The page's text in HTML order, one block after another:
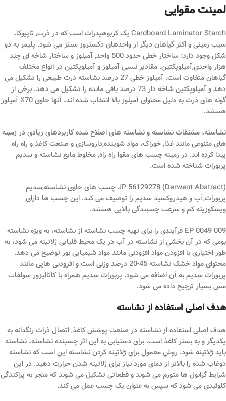
لمینت مقوایی
Cardboard Laminator Starch یک کربوهیدرات است که در ذرت, تاپیوکا،
سیب زمینی و اکثر گیاهان دیگر از واحدهای دکستروز سنتز می شود. پلیمر به دو
شکل وجود دارد: ساختار خطی حدود 500 واحد, آمیلوز و ساختار شاخه ای چند
هزار واحدی,آمیلوپکتین. مقادیر نسبی آمیلوز و آمیلوپکتین در انواع مختلف
گیاهان متفاوت است. آمیلوز خطی 27 درصد نشاسته ذرت طبیعی را تشکیل می
دهد و آمیلوپکتین شاخه دار 73 درصد باقی مانده را تشکیل می دهد. برخی از
گونه های ذرت به دلیل محتوای آمیلوز بالا انتخاب شده اند، آنها حاوی 70٪ آمیلوز
هستند.
نشاسته، مشتقات نشاسته و نشاسته های اصلاح شده کاربردهای زیادی در زمینه
های متنوعی مانند غذا, خوراک، مواد شوینده,داروسازی و صنعت کاغذ و راه راه
پیدا کرده اند. در زمینه چسب های مقوا راه راه, مخلوط مایع نشاسته و سدیم
پربورات شناخته شده است.
JP 56129278 (Derwent Abstract) چسب های حاوی نشاسته,سدیم
پربورات,آب و هیدروکسید سدیم را توصیف می کند. این چسب ها دارای
ویسکوزیته کم و سرعت چسبندگی بالایی هستند.
EP 0049 009 فرآیندی را برای تهیه چسب نشاسته از نشاسته، به ویژه نشاسته
بومی که در آن بخشی از نشاسته در آب در یک محیط قلیایی ژلاتینه می شود، به
طور اختیاری با افزودن مواد افزودنی مانند مواد شیمیایی بور توضیح می دهد.
محتوای مواد خشک نشاسته 45-20 درصد وزنی است و افزودنی هایی مانند
پربورات سدیم به آن اضافه می شود. پربورات سدیم همراه با کاتالیزور سولفات
مس بسیار ترجیح داده می شود.
هدف اصلی استفاده از نشاسته
هدف اصلی استفاده از نشاسته در صنعت پوشش کاغذ, اتصال ذرات رنگدانه به
یکدیگر و به بستر کاغذ است. برای دستیابی به این اثر چسبنده نشاسته، نشاسته
باید ژلاتینه شود. روش معمول برای ژلاتینه کردن نشاسته این است که نشاسته
دوغاب شده را بالاتر از دمای مورد نیاز برای ژلاتینه شدن حرارت دهید. در این
شرایط گرانول ها متورم می شوند و قطعاتی تشکیل می شوند که منجر به پراکندگی
کلوئیدی می شود که سپس به عنوان یک چسب عمل می کند.